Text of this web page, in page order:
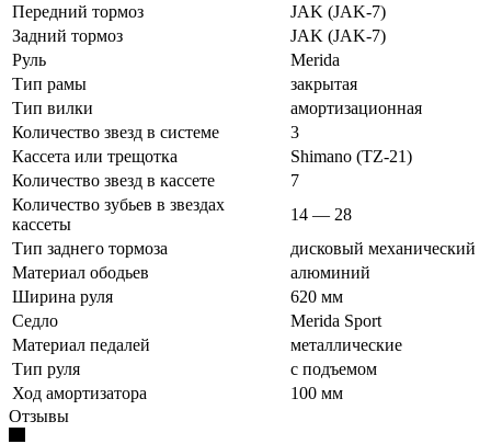
Передний тормоз
JAK (JAK-7)
Задний тормоз
JAK (JAK-7)
Руль
Merida
Тип рамы
закрытая
Тип вилки
амортизационная
Количество звезд в системе
3
Кассета или трещотка
Shimano (TZ-21)
Количество звезд в кассете
7
Количество зубьев в звездах
кассеты
14 — 28
Тип заднего тормоза
дисковый механический
Материал ободьев
алюминий
Ширина руля
620 мм
Седло
Merida Sport
Материал педалей
металлические
Тип руля
с подъемом
Ход амортизатора
100 мм
Отзывы